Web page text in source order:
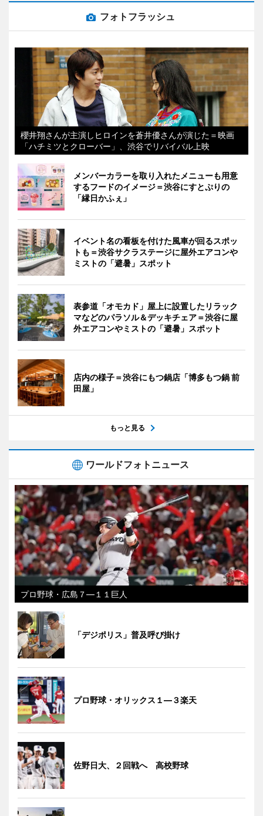
フォトフラッシュ
櫻井翔さんが主演しヒロインを蒼井優さんが演じた＝映画
「ハチミツとクローバー」、渋谷でリバイバル上映
メンバーカラーを取り入れたメニューも用意
するフードのイメージ＝渋谷にすとぷりの
「縁日かふぇ」
イベント名の看板を付けた風車が回るスポッ
トも＝渋谷サクラステージに屋外エアコンや
ミストの「避暑」スポット
表参道「オモカド」屋上に設置したリラック
マなどのパラソル＆デッキチェア＝渋谷に屋
外エアコンやミストの「避暑」スポット
店内の様子＝渋谷にもつ鍋店「博多もつ鍋 前
田屋」
もっと見る
ワールドフォトニュース
プロ野球・広島７―１１巨人
「デジポリス」普及呼び掛け
プロ野球・オリックス１―３楽天
佐野日大、２回戦へ 高校野球